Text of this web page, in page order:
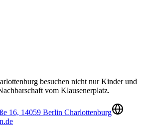
besuchen nicht nur Kinder und
vom Klausenerplatz.
16, 14059 Berlin Charlottenburg